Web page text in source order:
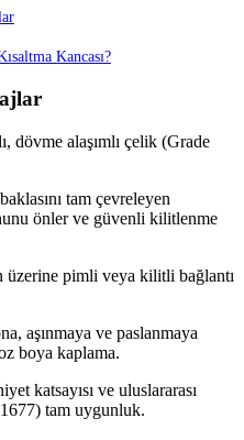
Kancası?
dövme alaşımlı çelik (Grade
tam çevreleyen
önler ve güvenli kilitlenme
üzerine pimli veya kilitli bağlantı
aşınmaya ve paslanmaya
boya kaplama.
katsayısı ve uluslararası
tam uygunluk.